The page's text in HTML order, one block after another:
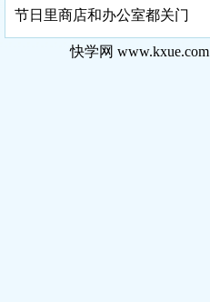
节日里商店和办公室都关门
快学网 www.kxue.com